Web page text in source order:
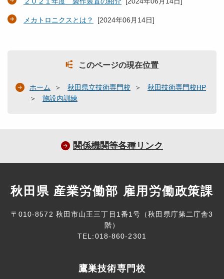
メカトロニクスとは？ [2024年06月14日]
このページの現在位置
ホーム 秋田県立技術専門校
秋田技術専門校HP
施設内訓練
関係機関等各種リンク
秋田県 産業労働部 雇用労働政策課
〒010-8572 秋田市山王三丁目1番1号（秋田県庁第二庁舎3
階）
TEL:018-860-2301
鷹巣技術専門校